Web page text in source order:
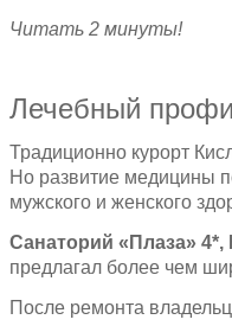
Читать 2 минуты!
Лечебный
Традиционно курорт
Но развитие медицины
мужского и женского
Санаторий «Плаза» 4*,
предлагал более чем
После ремонта